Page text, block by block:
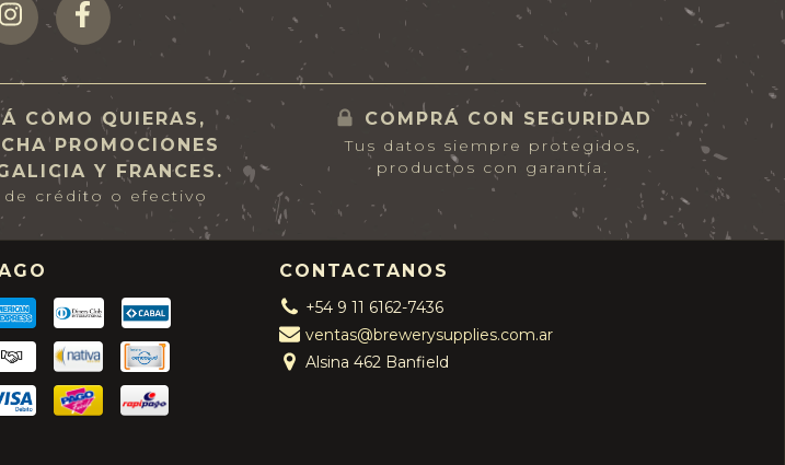
COMO QUIERAS,
PROMOCIONES
Y FRANCES.
de crédito o efectivo
COMPRÁ CON SEGURIDAD
Tus datos siempre protegidos,
productos con garantía.
CONTACTANOS
+54 9 11 6162-7436
ventas@brewerysupplies.com.ar
Alsina 462 Banfield